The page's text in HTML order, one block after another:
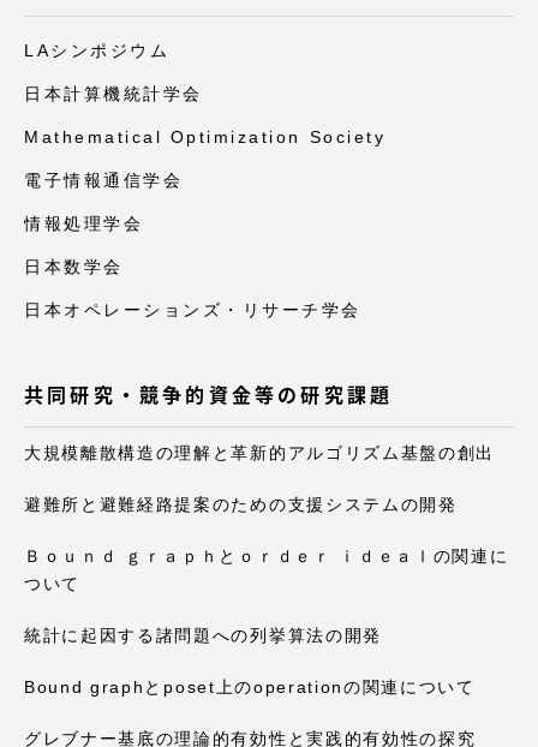
LAシンポジウム
日本計算機統計学会
Mathematical Optimization Society
電子情報通信学会
情報処理学会
日本数学会
日本オペレーションズ・リサーチ学会
共同研究・競争的資金等の研究課題
大規模離散構造の理解と革新的アルゴリズム基盤の創出
避難所と避難経路提案のための支援システムの開発
Ｂｏｕｎｄ ｇｒａｐｈとｏｒｄｅｒ ｉｄｅａｌの関連に
ついて
統計に起因する諸問題への列挙算法の開発
Bound graphとposet上のoperationの関連について
グレブナー基底の理論的有効性と実践的有効性の探究